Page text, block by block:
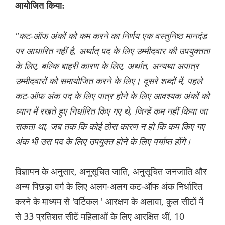
आयोजित किया:
"कट-ऑफ अंकों को कम करने का निर्णय एक वस्तुनिष्ठ मानदंड
पर आधारित नहीं है, अर्थात् पद के लिए उम्मीदवार की उपयुक्तता
के लिए, बल्कि बाहरी कारण के लिए, अर्थात, अन्यथा अपात्र
उम्मीदवारों को समायोजित करने के लिए। दूसरे शब्दों में, पहले
कट-ऑफ अंक पद के लिए पात्र होने के लिए आवश्यक अंकों को
ध्यान में रखते हुए निर्धारित किए गए थे, जिन्हें कम नहीं किया जा
सकता था, जब तक कि कोई ठोस कारण न हो कि कम किए गए
अंक भी उस पद के लिए उपयुक्त होने के लिए पर्याप्त होंगे।
विज्ञापन के अनुसार, अनुसूचित जाति, अनुसूचित जनजाति और
अन्य पिछड़ा वर्ग के लिए अलग-अलग कट-ऑफ अंक निर्धारित
करने के माध्यम से 'वर्टिकल ' आरक्षण के अलावा, कुल सीटों में
से 33 प्रतिशत सीटें महिलाओं के लिए आरक्षित थीं, 10